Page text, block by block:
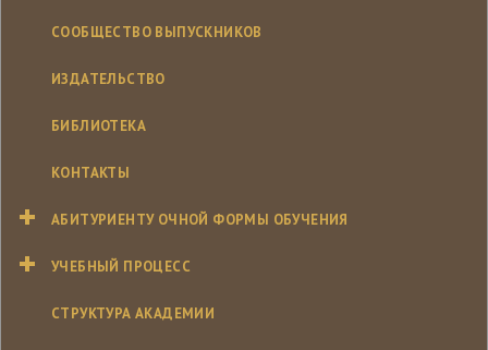
СООБЩЕСТВО ВЫПУСКНИКОВ
ИЗДАТЕЛЬСТВО
БИБЛИОТЕКА
КОНТАКТЫ
АБИТУРИЕНТУ ОЧНОЙ ФОРМЫ ОБУЧЕНИЯ
УЧЕБНЫЙ ПРОЦЕСС
СТРУКТУРА АКАДЕМИИ